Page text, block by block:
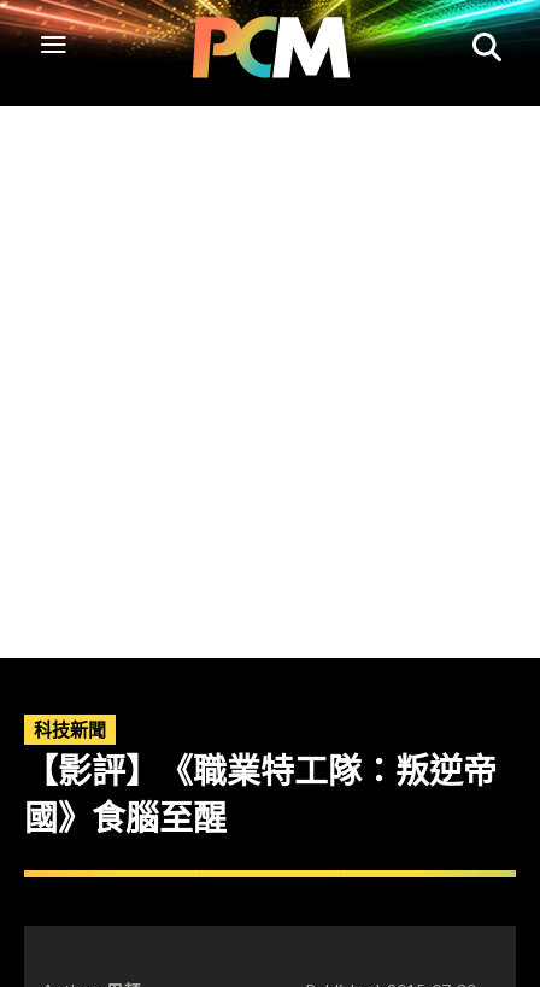
科技新聞
【影評】《職業特工隊：叛逆帝
國》食腦至醒